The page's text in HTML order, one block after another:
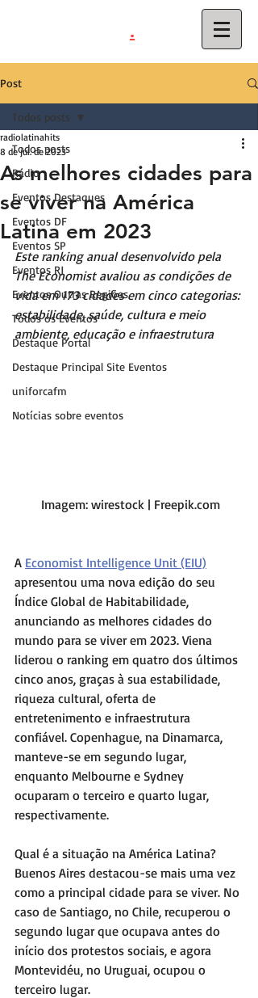
.
Post
Todos posts
Rádio
Eventos Destaques
Eventos DF
Eventos SP
Eventos RJ
Eventos Outras Regiões
Todos os Eventos
Destaque Portal
Destaque Principal Site Eventos
uniforcafm
Notícias sobre eventos
Todos posts
As melhores cidades para
se viver na América
Latina em 2023
radiolatinahits
8 de jul. de 2023
Este ranking anual desenvolvido pela
The Economist avaliou as condições de
vida em 173 cidades em cinco categorias:
estabilidade, saúde, cultura e meio
ambiente, educação e infraestrutura
Imagem: wirestock | Freepik.com
A Economist Intelligence Unit (EIU)
apresentou uma nova edição do seu
Índice Global de Habitabilidade,
anunciando as melhores cidades do
mundo para se viver em 2023. Viena
liderou o ranking em quatro dos últimos
cinco anos, graças à sua estabilidade,
riqueza cultural, oferta de
entretenimento e infraestrutura
confiável. Copenhague, na Dinamarca,
manteve-se em segundo lugar,
enquanto Melbourne e Sydney
ocuparam o terceiro e quarto lugar,
respectivamente.
Qual é a situação na América Latina?
Buenos Aires destacou-se mais uma vez
como a principal cidade para se viver. No
caso de Santiago, no Chile, recuperou o
segundo lugar que ocupava antes do
início dos protestos sociais, e agora
Montevidéu, no Uruguai, ocupou o
terceiro lugar.